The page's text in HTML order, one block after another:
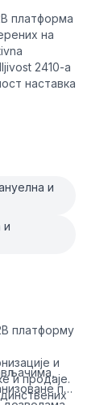
платформа
на
2410-a
наставка
и
и
платформу
и
и продаје.
по